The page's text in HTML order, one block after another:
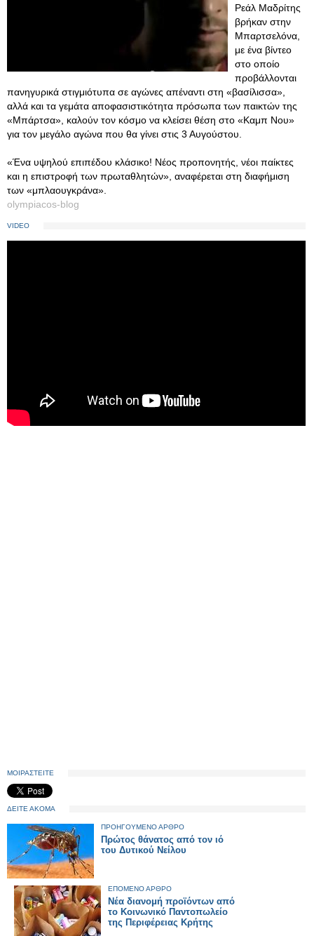
Ρεάλ Μαδρίτης
βρήκαν στην
Μπαρτσελόνα,
με ένα βίντεο
στο οποίο
προβάλλονται
πανηγυρικά στιγμιότυπα σε αγώνες απέναντι στη «βασίλισσα»,
αλλά και τα γεμάτα αποφασιστικότητα πρόσωπα των παικτών της
«Μπάρτσα», καλούν τον κόσμο να κλείσει θέση στο «Καμπ Νου»
για τον μεγάλο αγώνα που θα γίνει στις 3 Αυγούστου.
«Ένα υψηλού επιπέδου κλάσικο! Νέος προπονητής, νέοι παίκτες
και η επιστροφή των πρωταθλητών», αναφέρεται στη διαφήμιση
των «μπλαουγκράνα».
olympiacos-blog
VIDEO
ΜΟΙΡΑΣΤΕΙΤΕ
ΔΕΙΤΕ ΑΚΟΜΑ
ΠΡΟΗΓΟΥΜΕΝΟ ΑΡΘΡΟ
Πρώτος θάνατος από τον ιό
του Δυτικού Νείλου
ΕΠΟΜΕΝΟ ΑΡΘΡΟ
Νέα διανομή προϊόντων από
το Κοινωνικό Παντοπωλείο
της Περιφέρειας Κρήτης